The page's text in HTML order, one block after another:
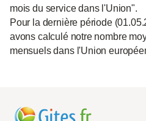
mois du service dans l'Union".
Pour la dernière période
avons calculé notre nombre
mensuels dans l'Union